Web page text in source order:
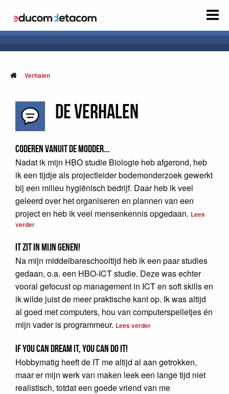
Verhalen
De Verhalen
Coderen vanuit de modder...
Nadat ik mijn HBO studie Biologie heb afgerond, heb
ik een tijdje als projectleider bodemonderzoek gewerkt
bij een milieu hygiënisch bedrijf. Daar heb ik veel
geleerd over het organiseren en plannen van een
project en heb ik veel mensenkennis opgedaan. Lees
verder
IT zit in mijn genen!
Na mijn middelbareschooltijd heb ik een paar studies
gedaan, o.a. een HBO-ICT studie. Deze was echter
vooral gefocust op management in ICT en soft skills en
ik wilde juist de meer praktische kant op. Ik was altijd
al goed met computers, hou van computerspelletjes én
mijn vader is programmeur. Lees verder
If you can dream it, you can do it!
Hobbymatig heeft de IT me altijd al aan getrokken,
maar er mijn werk van maken leek een lange tijd niet
realistisch, totdat een goede vriend van me